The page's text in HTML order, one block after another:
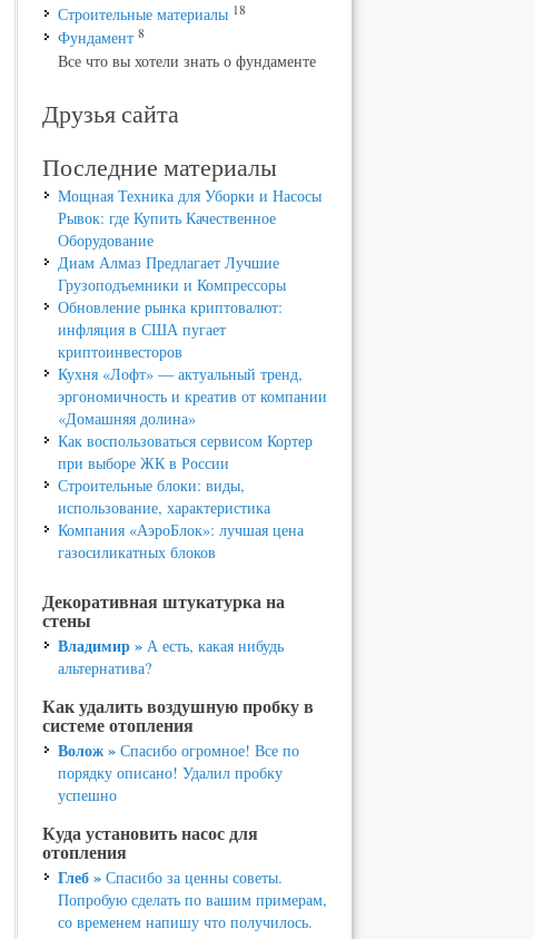
Строительные материалы 18
Фундамент 8
Все что вы хотели знать о фундаменте
Друзья сайта
Последние материалы
Мощная Техника для Уборки и Насосы
Рывок: где Купить Качественное
Оборудование
Диам Алмаз Предлагает Лучшие
Грузоподъемники и Компрессоры
Обновление рынка криптовалют:
инфляция в США пугает
криптоинвесторов
Кухня «Лофт» — актуальный тренд,
эргономичность и креатив от компании
«Домашняя долина»
Как воспользоваться сервисом Кортер
при выборе ЖК в России
Строительные блоки: виды,
использование, характеристика
Компания «АэроБлок»: лучшая цена
газосиликатных блоков
Декоративная штукатурка на
стены
Владимир »А есть, какая нибудь
альтернатива?
Как удалить воздушную пробку в
системе отопления
Волож »Спасибо огромное! Все по
порядку описано! Удалил пробку
успешно
Куда установить насос для
отопления
Глеб »Спасибо за ценны советы.
Попробую сделать по вашим примерам,
со временем напишу что получилось.